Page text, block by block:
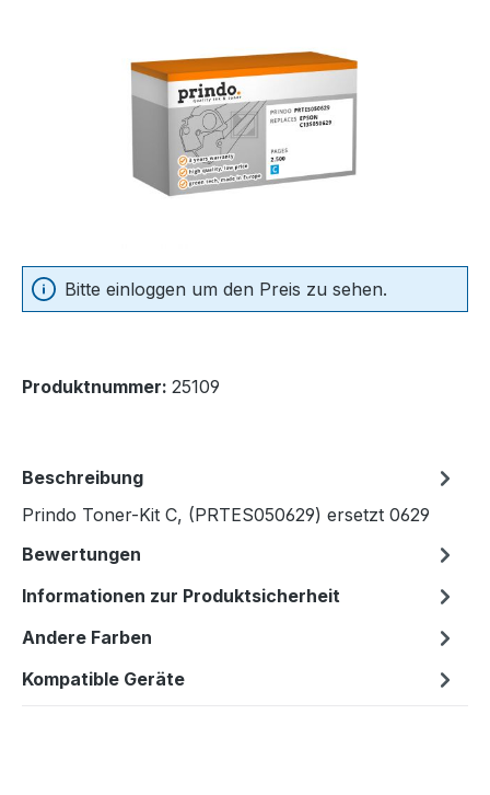
Bitte einloggen um den Preis zu sehen.
Produktnummer: 25109
Beschreibung
Prindo Toner-Kit C, (PRTES050629) ersetzt 0629
Bewertungen
Informationen zur Produktsicherheit
Andere Farben
Kompatible Geräte